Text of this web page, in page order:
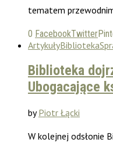
tematem
0 FacebookTwitter
ArtykułyBiblioteka
Biblioteka
Ubogacające
byPiotr Łącki
W kolejnej odsłonie